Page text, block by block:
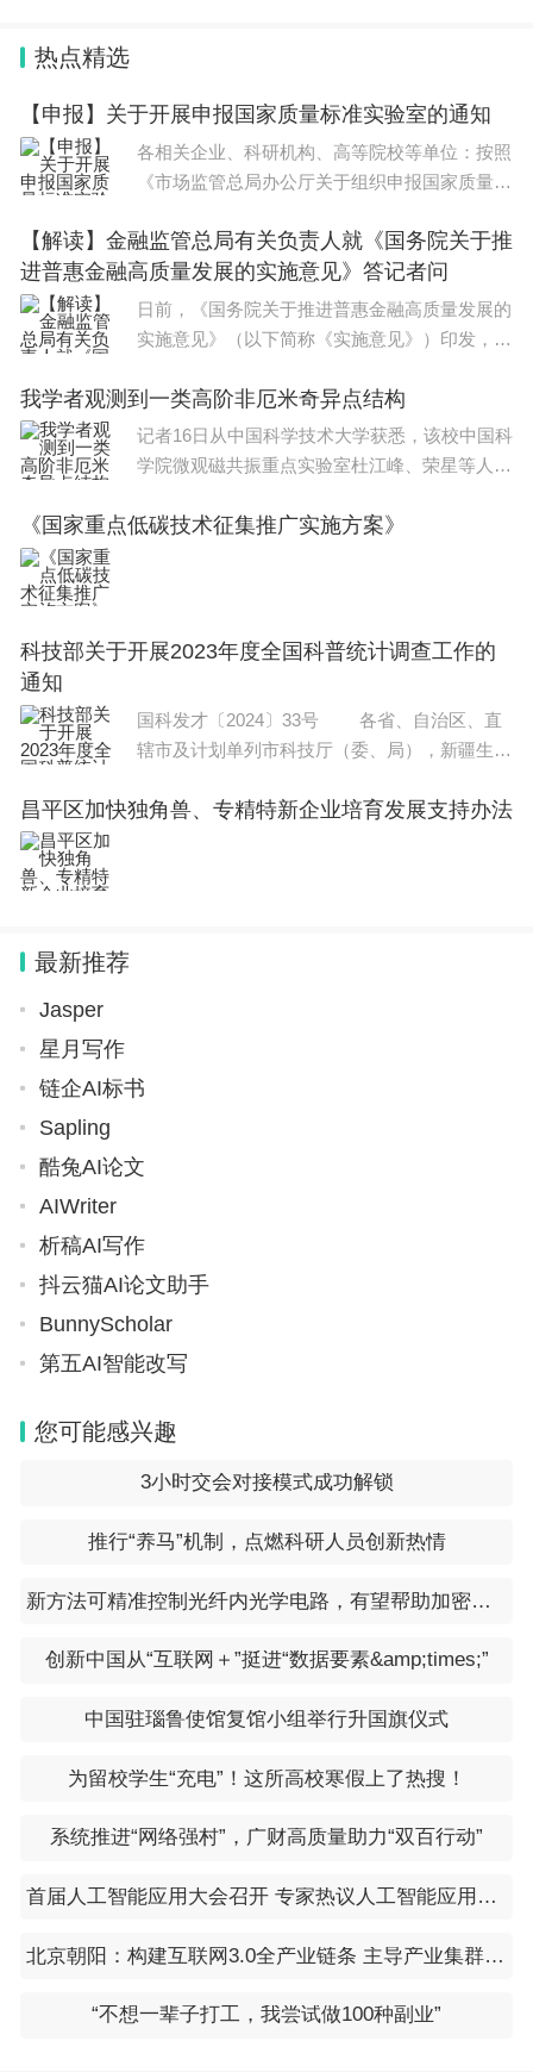
热点精选
【申报】关于开展申报国家质量标准实验室的通知
各相关企业、科研机构、高等院校等单位：按照
《市场监管总局办公厅关于组织申报国家质量标
1）部署，为推动质量基础设施迭代升级，支撑
质量强国建设，根据
【解读】金融监管总局有关负责人就《国务院关于推
进普惠金融高质量发展的实施意见》答记者问
日前，《国务院关于推进普惠金融高质量发展的
实施意见》（以下简称《实施意见》）印发，金
问：《实施意见》的出台背景是什么？答：习近
平总书记在中央全面深
我学者观测到一类高阶非厄米奇异点结构
记者16日从中国科学技术大学获悉，该校中国科
学院微观磁共振重点实验室杜江峰、荣星等人，
奇异点结构的关系，并成功观测到一类高阶非厄
《国家重点低碳技术征集推广实施方案》
科技部关于开展2023年度全国科普统计调查工作的
通知
国科发才〔2024〕33号 各省、自治区、直
辖市及计划单列市科技厅（委、局），新疆生产
技主管司局： 科普统计是支撑服务科普管理
昌平区加快独角兽、专精特新企业培育发展支持办法
最新推荐
Jasper
星月写作
链企AI标书
Sapling
酷兔AI论文
AIWriter
析稿AI写作
抖云猫AI论文助手
BunnyScholar
第五AI智能改写
您可能感兴趣
3小时交会对接模式成功解锁
推行“养马”机制，点燃科研人员创新热情
新方法可精准控制光纤内光学电路，有望帮助加密通信网络和超快量子计算研发
创新中国从“互联网＋”挺进“数据要素&amp;times;”
中国驻瑙鲁使馆复馆小组举行升国旗仪式
为留校学生“充电”！这所高校寒假上了热搜！
系统推进“网络强村”，广财高质量助力“双百行动”
首届人工智能应用大会召开 专家热议人工智能应用革新
北京朝阳：构建互联网3.0全产业链条 主导产业集群效应初形成
“不想一辈子打工，我尝试做100种副业”